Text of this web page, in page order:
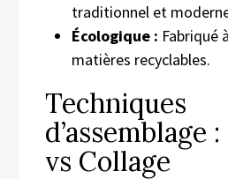
traditionnel et
Écologique : Fabriqué
matières recyclables.
Techniques
d’assemblage
vs Collage